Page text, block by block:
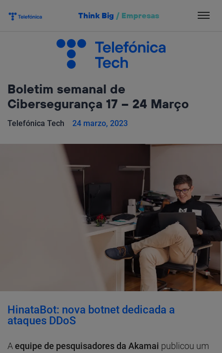
Think Big / Empresas
Boletim semanal de
Cibersegurança 17 – 24 Março
Telefónica Tech 24 marzo, 2023
HinataBot: nova botnet dedicada a
ataques DDoS
Aequipe de pesquisadores da Akamai publicou um